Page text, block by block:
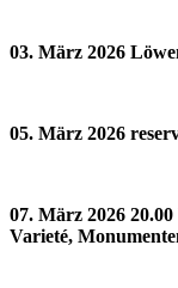
03. März 2026
05. März 2026
07. März 2026
Varieté,